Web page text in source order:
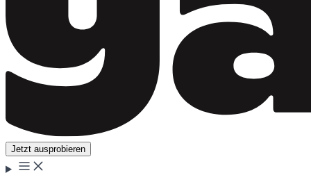
Jetzt ausprobieren